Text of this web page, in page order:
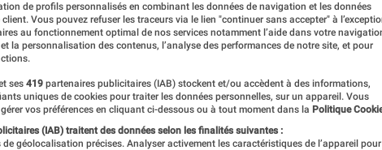
de profils personnalisés en combinant les données de navigation et les données
client. Vous pouvez refuser les traceurs via le lien "continuer sans accepter" à
au fonctionnement optimal de nos services notamment l’aide dans votre
la personnalisation des contenus, l’analyse des performances de notre site, et pour
ses 419 partenaires publicitaires (IAB) stockent et/ou accèdent à des informations,
uniques de cookies pour traiter les données personnelles, sur un appareil. Vous
vos préférences en cliquant ci-dessous ou à tout moment dans la Politique
(IAB) traitent des données selon les finalités suivantes :
de géolocalisation précises. Analyser activement les caractéristiques de l’appareil pour